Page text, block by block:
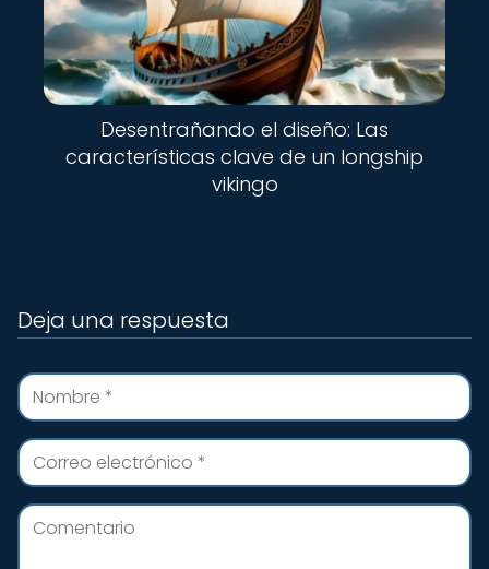
Desentrañando el diseño: Las
características clave de un longship
vikingo
Deja una respuesta